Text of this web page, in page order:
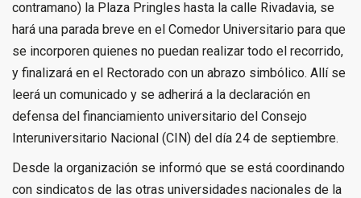
contramano) la Plaza Pringles hasta la calle Rivadavia, se
hará una parada breve en el Comedor Universitario para que
se incorporen quienes no puedan realizar todo el recorrido,
y finalizará en el Rectorado con un abrazo simbólico. Allí se
leerá un comunicado y se adherirá a la declaración en
defensa del financiamiento universitario del Consejo
Interuniversitario Nacional (CIN) del día 24 de septiembre.
Desde la organización se informó que se está coordinando
con sindicatos de las otras universidades nacionales de la